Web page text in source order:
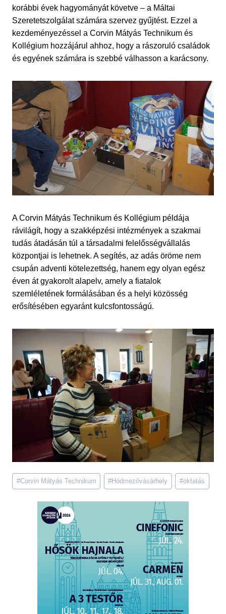
korábbi évek hagyományát követve – a Máltai
Szeretetszolgálat számára szervez gyűjtést. Ezzel a
kezdeményezéssel a Corvin Mátyás Technikum és
Kollégium hozzájárul ahhoz, hogy a rászoruló családok
és egyének számára is szebbé válhasson a karácsony.
A Corvin Mátyás Technikum és Kollégium példája
rávilágít, hogy a szakképzési intézmények a szakmai
tudás átadásán túl a társadalmi felelősségvállalás
központjai is lehetnek. A segítés, az adás öröme nem
csupán adventi kötelezettség, hanem egy olyan egész
éven át gyakorolt alapelv, amely a fiatalok
szemléletének formálásában és a helyi közösség
erősítésében egyaránt kulcsfontosságú.
Post
Tags:
#Corvin Mátyás Technikum #Hódmezővásárhely #oktatás